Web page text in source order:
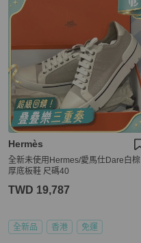
Hermès
全新未使用Hermes/愛馬仕Dare白棕
厚底板鞋 尺碼40
TWD 19,787
全新品 香港 免運